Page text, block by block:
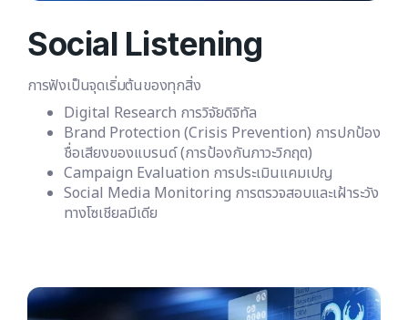
Social Listening
การฟังเป็นจุดเริ่มต้นของทุกสิ่ง
Digital Research การวิจัยดิจิทัล
Brand Protection (Crisis Prevention) การปกป้อง
ชื่อเสียงของแบรนด์ (การป้องกันภาวะวิกฤต)
Campaign Evaluation การประเมินแคมเปญ
Social Media Monitoring การตรวจสอบและเฝ้าระวัง
ทางโซเชียลมีเดีย